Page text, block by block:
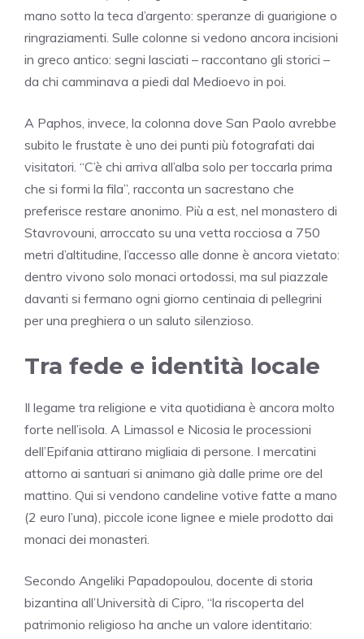
mano sotto la teca d’argento: speranze di guarigione o
ringraziamenti. Sulle colonne si vedono ancora incisioni
in greco antico: segni lasciati – raccontano gli storici –
da chi camminava a piedi dal Medioevo in poi.
A Paphos, invece, la colonna dove San Paolo avrebbe
subito le frustate è uno dei punti più fotografati dai
visitatori. “C’è chi arriva all’alba solo per toccarla prima
che si formi la fila”, racconta un sacrestano che
preferisce restare anonimo. Più a est, nel monastero di
Stavrovouni, arroccato su una vetta rocciosa a 750
metri d’altitudine, l’accesso alle donne è ancora vietato:
dentro vivono solo monaci ortodossi, ma sul piazzale
davanti si fermano ogni giorno centinaia di pellegrini
per una preghiera o un saluto silenzioso.
Tra fede e identità locale
Il legame tra religione e vita quotidiana è ancora molto
forte nell’isola. A Limassol e Nicosia le processioni
dell’Epifania attirano migliaia di persone. I mercatini
attorno ai santuari si animano già dalle prime ore del
mattino. Qui si vendono candeline votive fatte a mano
(2 euro l’una), piccole icone lignee e miele prodotto dai
monaci dei monasteri.
Secondo Angeliki Papadopoulou, docente di storia
bizantina all’Università di Cipro, “la riscoperta del
patrimonio religioso ha anche un valore identitario: